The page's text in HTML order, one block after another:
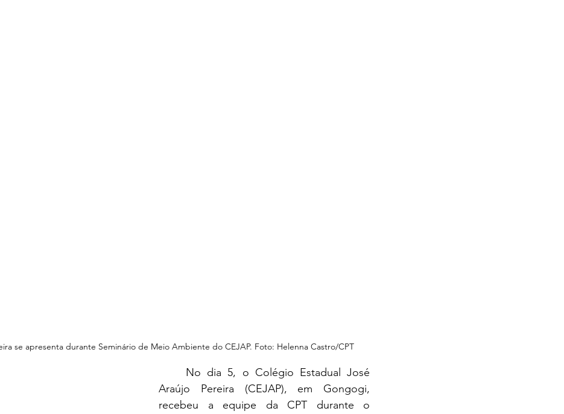
se apresenta durante Seminário de Meio Ambiente do CEJAP. Foto: Helenna Castro/CPT
Araújo Pereira (CEJAP), em Gongogi,
recebeu a equipe da CPT durante o